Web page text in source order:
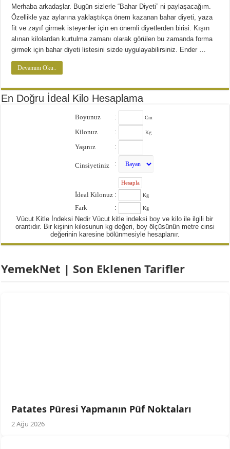
Yağ Yakan Yiyecekler Nelerdir ?
Yulaflı Diyet Mozaik Pasta Tarifi
Dukan patlıcan kebabı
Merhaba arkadaşlar. Bugün sizlerle “Bahar Diyeti” ni paylaşacağım.
Özellikle yaz aylarına yaklaştıkça önem kazanan bahar diyeti, yaza
fit ve zayıf girmek isteyenler için en önemli diyetlerden birisi. Kışın
alınan kilolardan kurtulma zamanı olarak görülen bu zamanda forma
girmek için bahar diyeti listesini sizde uygulayabilirsiniz. Ender …
Devamını Oku..
En Doğru İdeal Kilo Hesaplama
Boyunuz : Cm
Kilonuz : Kg
Yaşınız :
Cinsiyetiniz :
İdeal Kilonuz : Kg
Fark : Kg
Vücut Kitle İndeksi Nedir Vücut kitle indeksi boy ve kilo ile ilgili bir
orantıdır. Bir kişinin kilosunun kg değeri, boy ölçüsünün metre cinsi
değerinin karesine bölünmesiyle hesaplanır.
YemekNet | Son Eklenen Tarifler
Patates Püresi Yapmanın Püf Noktaları
2 Ağu 2026